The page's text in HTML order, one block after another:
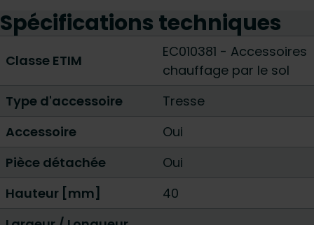
Spécifications techniques
Classe ETIM
EC010381 - Accessoires
chauffage par le sol
Type d'accessoire
Tresse
Accessoire
Oui
Pièce détachée
Oui
Hauteur [mm]
40